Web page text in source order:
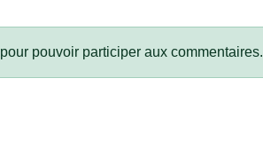
pour pouvoir participer aux commentaires.